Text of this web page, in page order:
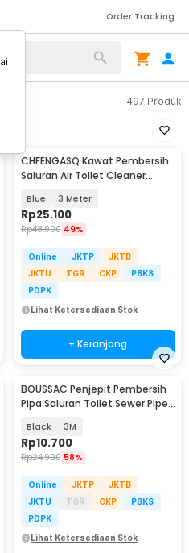
Order Tracking
497 Produk
CHFENGASQ Kawat Pembersih
Saluran Air Toilet Cleaner
Blue 3 Meter
Rp25.100
Rp48.900 49%
Online JKTP
JKTB
JKTU
TGR CKP
PBKS
PDPK
Lihat Ketersediaan Stok
+ Keranjang
BOUSSAC Penjepit Pembersih
Pipa Saluran Toilet Sewer Pipe
Black 3M
Rp10.700
Rp24.900 58%
Online JKTP
JKTB
JKTU
TGR CKP
PBKS
PDPK
Lihat Ketersediaan Stok